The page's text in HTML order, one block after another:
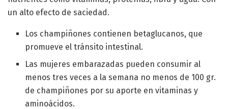
un alto efecto de saciedad.
Los champiñones contienen betaglucanos, que
promueve el tránsito intestinal.
Las mujeres embarazadas pueden consumir al
menos tres veces a la semana no menos de 100 gr.
de champiñones por su aporte en vitaminas y
aminoácidos.